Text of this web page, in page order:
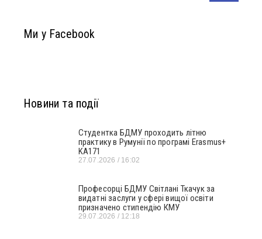
Ми у Facebook
Новини та події
Студентка БДМУ проходить літню
практику в Румунії по програмі Erasmus+
KA171
27.07.2026 16:02
Професорці БДМУ Світлані Ткачук за
видатні заслуги у сфері вищої освіти
призначено стипендію КМУ
29.07.2026 12:18